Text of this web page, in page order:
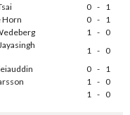
0 - 1
Horn 0 - 1
1 - 0
1 - 0
0 - 1
1 - 0
1 - 0